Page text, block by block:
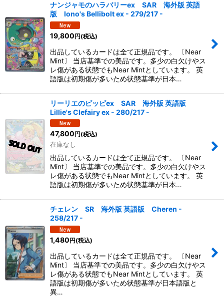
ナンジャモのハラバリーex SAR 海外版 英語
版 Iono's Bellibolt ex - 279/217 -
19,800円(税込)
出品しているカードは全て正規品です。 〔Near
Mint〕 当店基準での美品です。多少の白欠けやス
レ傷がある状態でもNear Mintとしています。 英
語版は初期傷が多いため状態基準が日本…
リーリエのピッピex SAR 海外版 英語版
Lillie's Clefairy ex - 280/217 -
47,800円(税込)
在庫なし
出品しているカードは全て正規品です。 〔Near
Mint〕 当店基準での美品です。多少の白欠けやス
レ傷がある状態でもNear Mintとしています。 英
語版は初期傷が多いため状態基準が日本…
チェレン SR 海外版 英語版 Cheren -
258/217 -
1,480円(税込)
出品しているカードは全て正規品です。 〔Near
Mint〕 当店基準での美品です。多少の白欠けやス
レ傷がある状態でもNear Mintとしています。 英
語版は初期傷が多いため状態基準が日本語版と
異…